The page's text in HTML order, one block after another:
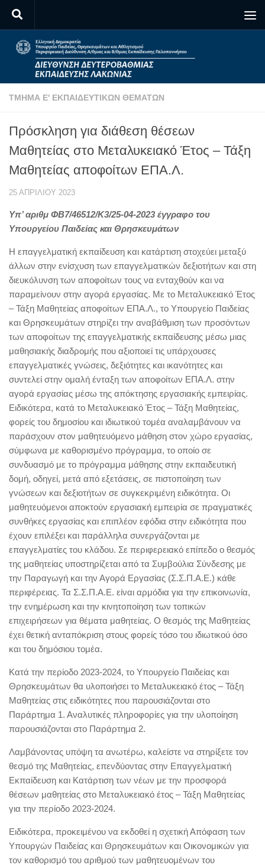
Skip to content
ΤΜΉΜΑ Ε' ΕΚΠΑΙΔΕΥΤΙΚΏΝ ΘΕΜΆΤΩΝ
Πρόσκληση για διάθεση θέσεων
Μαθητείας στο Μεταλυκειακό Έτος – Τάξη
Μαθητείας αποφοίτων ΕΠΑ.Λ.
25 ΑΠΡΙΛΊΟΥ 2023
Υπ’ αριθμ ΦΒ7/46512/Κ3/25-04-2023 έγγραφο του
Υπουργείου Παιδείας και Θρησκευμάτων
Η επαγγελματική εκπαίδευση και κατάρτιση στοχεύει μεταξύ
άλλων στην ενίσχυση των επαγγελματικών δεξιοτήτων και στη
διευκόλυνση των αποφοίτων τους να ενταχθούν και να
παραμείνουν στην αγορά εργασίας. Με το Μεταλυκειακό Έτος
– Τάξη Μαθητείας αποφοίτων ΕΠΑ.Λ., τo Υπουργείo Παιδείας
και Θρησκευμάτων στηρίζει την αναβάθμιση των προσόντων
των αποφοίτων της επαγγελματικής εκπαίδευσης μέσω μιας
μαθησιακής διαδρομής που αξιοποιεί τις υπάρχουσες
επαγγελματικές γνώσεις, δεξιότητες και ικανότητες και
συντελεί στην ομαλή ένταξη των αποφοίτων ΕΠΑ.Λ. στην
αγορά εργασίας μέσω της απόκτησης εργασιακής εμπειρίας.
Ειδικότερα, κατά το Μεταλυκειακό Έτος – Τάξη Μαθητείας,
φορείς του δημοσίου και ιδιωτικού τομέα αναλαμβάνουν να
παράσχουν στον μαθητευόμενο μάθηση στον χώρο εργασίας,
σύμφωνα με καθορισμένο πρόγραμμα, το οποίο σε
συνδυασμό με το πρόγραμμα μάθησης στην εκπαιδευτική
δομή, οδηγεί, μετά από εξετάσεις, σε πιστοποίηση των
γνώσεων και δεξιοτήτων σε συγκεκριμένη ειδικότητα. Οι
μαθητευόμενοι αποκτούν εργασιακή εμπειρία σε πραγματικές
συνθήκες εργασίας και επιπλέον εφόδια στην ειδικότητα που
έχουν επιλέξει και παράλληλα συνεργάζονται με
επαγγελματίες του κλάδου. Σε περιφερειακό επίπεδο ο θεσμός
της μαθητείας υποστηρίζεται από τα Συμβούλια Σύνδεσης με
την Παραγωγή και την Αγορά Εργασίας (Σ.Σ.Π.Α.Ε.) κάθε
περιφέρειας. Τα Σ.Σ.Π.Α.Ε. είναι αρμόδια για την επικοινωνία,
την ενημέρωση και την κινητοποίηση των τοπικών
επιχειρήσεων για θέματα μαθητείας. Ο θεσμός της Μαθητείας
έχει θετική ανταπόκριση στους φορείς τόσο του ιδιωτικού όσο
και του δημόσιου τομέα.
Κατά την περίοδο 2023-2024, το Υπουργείο Παιδείας και
Θρησκευμάτων θα υλοποιήσει το Μεταλυκειακό έτος – Τάξη
Μαθητείας στις ειδικότητες που παρουσιάζονται στο
Παράρτημα 1. Αναλυτικές πληροφορίες για την υλοποίηση
παρουσιάζονται στο Παράρτημα 2.
Λαμβάνοντας υπόψη τα ανωτέρω, καλείστε να στηρίξετε τον
θεσμό της Μαθητείας, επενδύοντας στην Επαγγελματική
Εκπαίδευση και Κατάρτιση των νέων με την προσφορά
θέσεων μαθητείας στο Μεταλυκειακό έτος – Τάξη Μαθητείας
για την περίοδο 2023-2024.
Ειδικότερα, προκειμένου να εκδοθεί η σχετική Απόφαση των
Υπουργών Παιδείας και Θρησκευμάτων και Οικονομικών για
τον καθορισμό του αριθμού των μαθητευομένων του